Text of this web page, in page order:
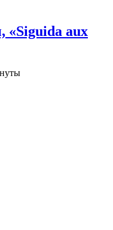
«Siguida aux